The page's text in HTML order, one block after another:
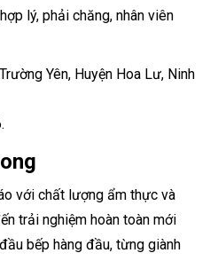
lý, phải chăng, nhân viên
Yên, Huyện Hoa Lư, Ninh
với chất lượng ẩm thực và
trải nghiệm hoàn toàn mới
bếp hàng đầu, từng giành